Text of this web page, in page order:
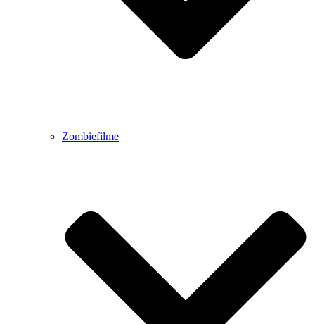
Zombiefilme